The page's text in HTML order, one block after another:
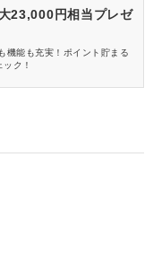
23,000円相当プレゼ
機能も充実！ポイント貯まる
ク！